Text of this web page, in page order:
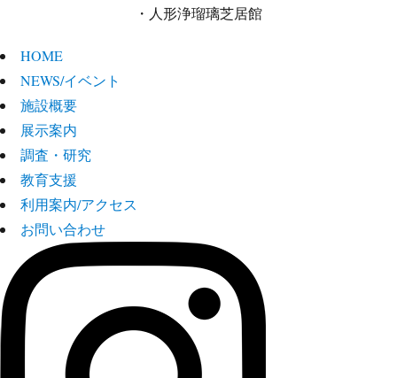
・人形浄瑠璃芝居館
HOME
NEWS/イベント
施設概要
展示案内
調査・研究
教育支援
利用案内/アクセス
お問い合わせ